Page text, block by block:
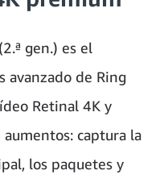
gen.) es el
avanzado de Ring
Retinal 4K y
captura la
los paquetes y